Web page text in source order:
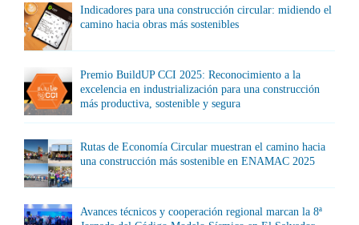
Indicadores para una construcción circular: midiendo el
camino hacia obras más sostenibles
Premio BuildUP CCI 2025: Reconocimiento a la
excelencia en industrialización para una construcción
más productiva, sostenible y segura
Rutas de Economía Circular muestran el camino hacia
una construcción más sostenible en ENAMAC 2025
Avances técnicos y cooperación regional marcan la 8ª